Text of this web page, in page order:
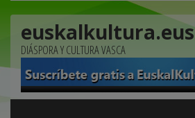
euskalkultura.eus
DIÁSPORA Y CULTURA VASCA